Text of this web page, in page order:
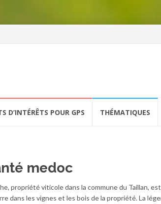
D’INTÉRÊTS POUR GPS THÉMATIQUES
medoc
propriété viticole dans la commune du Taillan,
dans les vignes et les bois de la propriété. La